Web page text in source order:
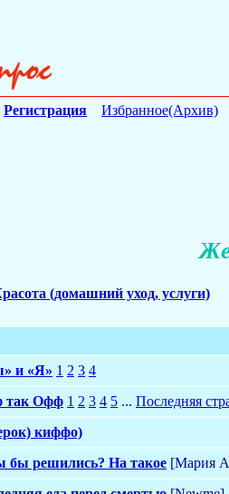
Регистрация Избранное(Архив)
(домашний уход, услуги)
и «Я» 1 2 3 4
так Офф 1 2 3 4 5 ... Последняя
киффо)
бы решились? На такое [Мария